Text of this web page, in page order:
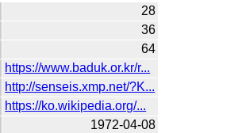
28
36
64
https://www.baduk.or.kr/r...
http://senseis.xmp.net/?K...
https://ko.wikipedia.org/...
1972-04-08